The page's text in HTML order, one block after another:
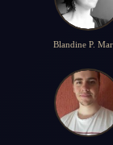
Blandine P.